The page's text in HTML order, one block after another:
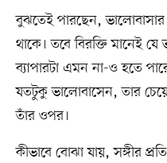
বুঝতেই পারছেন, ভালোবাসার
থাকে। তবে বিরক্তি মানেই যে
ব্যাপারটা এমন না-ও হতে
যতটুকু ভালোবাসেন, তার
তাঁর ওপর।
কীভাবে বোঝা যায়, সঙ্গীর